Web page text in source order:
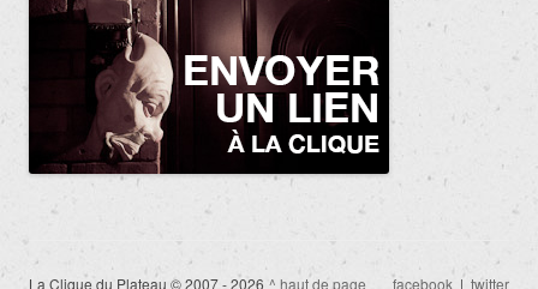
La Clique du Plateau © 2007 - 2026 ^ haut de page facebook | twitter